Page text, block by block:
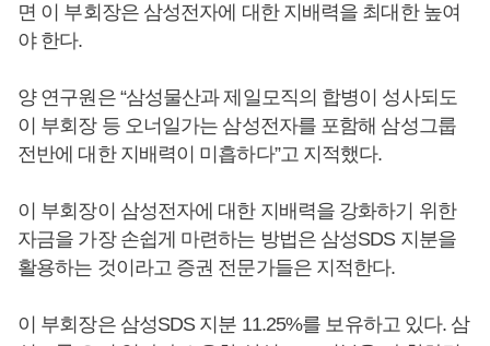
면 이 부회장은 삼성전자에 대한 지배력을 최대한 높여
야 한다.
양 연구원은 “삼성물산과 제일모직의 합병이 성사되도
이 부회장 등 오너일가는 삼성전자를 포함해 삼성그룹
전반에 대한 지배력이 미흡하다”고 지적했다.
이 부회장이 삼성전자에 대한 지배력을 강화하기 위한
자금을 가장 손쉽게 마련하는 방법은 삼성SDS 지분을
활용하는 것이라고 증권 전문가들은 지적한다.
이 부회장은 삼성SDS 지분 11.25%를 보유하고 있다. 삼